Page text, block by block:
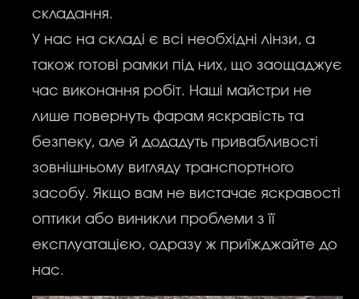
складання.
У нас на складі є всі необхідні лінзи, а
також готові рамки під них, що заощаджує
час виконання робіт. Наші майстри не
лише повернуть фарам яскравість та
безпеку, але й додадуть привабливості
зовнішньому вигляду транспортного
засобу. Якщо вам не вистачає яскравості
оптики або виникли проблеми з її
експлуатацією, одразу ж приїжджайте до
нас.